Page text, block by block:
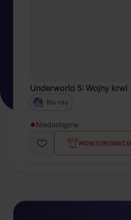
Underworld 5: Wojny krwi
Blu-ray
Niedostępne
MONITOROWAĆ